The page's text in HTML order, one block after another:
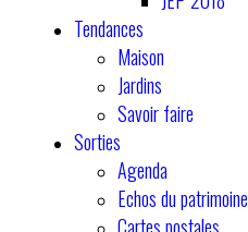
Tendances
Maison
Jardins
Savoir faire
Sorties
Agenda
Echos du patrimoine